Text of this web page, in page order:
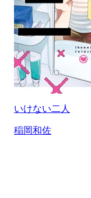
いけない二人
稲岡和佐